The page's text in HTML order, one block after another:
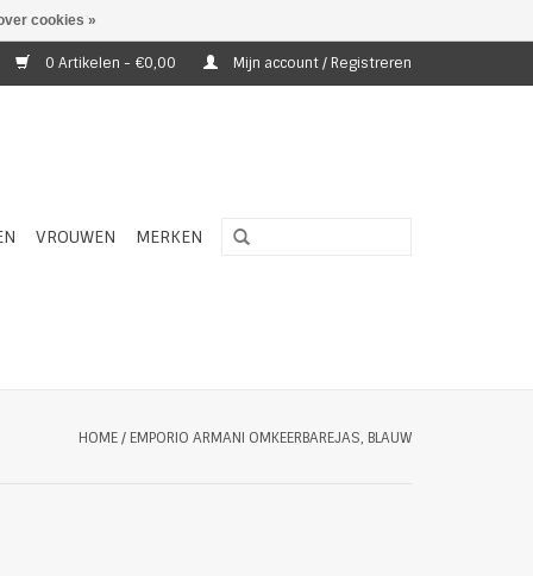
0 Artikelen - €0,00 Mijn account / Registreren
VROUWEN MERKEN
HOME/ EMPORIO ARMANI OMKEERBAREJAS, BLAUW
cookies »